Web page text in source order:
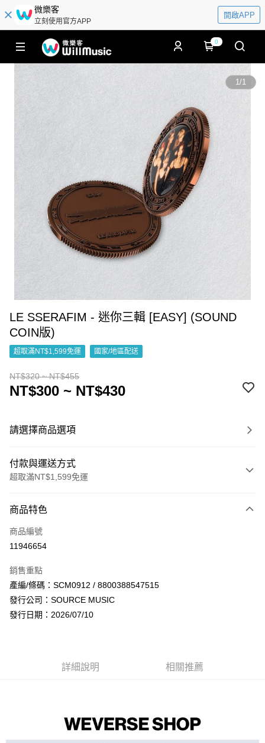
微樂客
立刻使用官方APP
開啟APP
0
1/1
LE SSERAFIM - 迷你三輯 [EASY] (SOUND
COIN版)
超取滿NT$1,599免運 國家/地區配送
NT$320 ~ NT$455
NT$300 ~ NT$430
請選擇商品選項
付款與運送方式
超取滿NT$1,599免運
信用卡一次付款
超商取貨付款
Apple Pay
街口支付
２．便利：只要手機號碼，簡訊認證，即可結帳。
３．安心：先確認商品／服務後，再付款。
商品特色
商品編號
11946654
銷售重點
產編/條碼：SCM0912 / 8800388547515
發行公司：SOURCE MUSIC
發行日期：2026/07/10
詳細說明 相關推薦